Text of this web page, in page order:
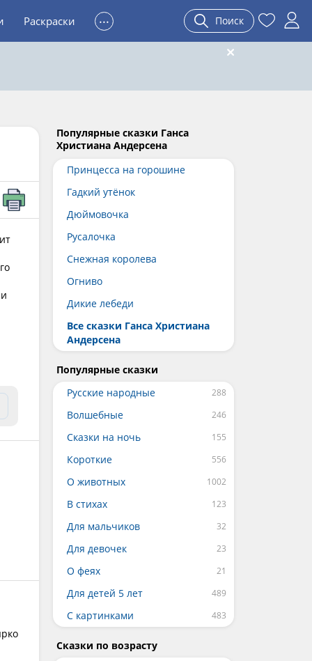
Раскраски ... Поиск
Популярные сказки Ганса
Христиана Андерсена
Принцесса на горошине
Гадкий утёнок
Дюймовочка
Русалочка
Снежная королева
Огниво
Дикие лебеди
Все сказки Ганса Христиана
Андерсена
Популярные сказки
Русские народные
Волшебные
Сказки на ночь
Короткие
О животных
В стихах
Для мальчиков
Для девочек
О феях
Для детей 5 лет
С картинками
Сказки по возрасту